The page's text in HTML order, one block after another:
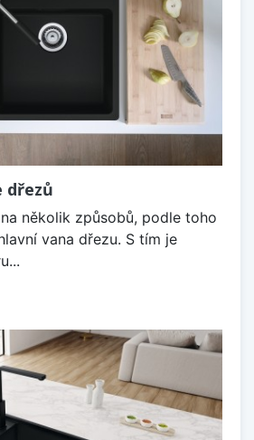
dřezů
několik způsobů, podle toho
vana dřezu. S tím je